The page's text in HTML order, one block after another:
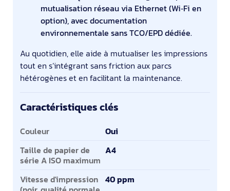
mutualisation réseau via Ethernet (Wi‑Fi en
option), avec documentation
environnementale sans TCO/EPD dédiée.
Au quotidien, elle aide à mutualiser les impressions
tout en s’intégrant sans friction aux parcs
hétérogènes et en facilitant la maintenance.
Caractéristiques clés
Caractéristiques clés
Couleur
Oui
Taille de papier de
série A ISO maximum
A4
Vitesse d'impression 40 ppm